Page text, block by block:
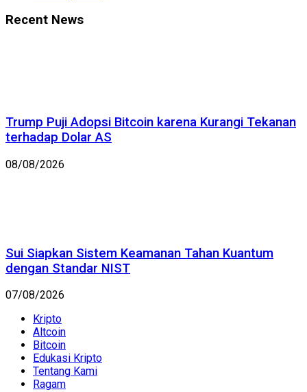
Recent News
Trump Puji Adopsi Bitcoin karena Kurangi Tekanan
terhadap Dolar AS
08/08/2026
Sui Siapkan Sistem Keamanan Tahan Kuantum
dengan Standar NIST
07/08/2026
Kripto
Altcoin
Bitcoin
Edukasi Kripto
Tentang Kami
Ragam